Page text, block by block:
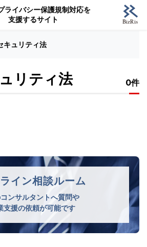
ライバシー保護規制対応を
支援するサイト
キュリティ法
リティ法 0件
イン相談ルーム
ンサルタントへ質問や
支援の依頼が可能です